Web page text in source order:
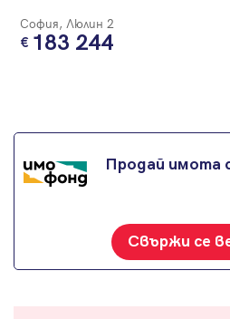
София, Люлин 2
183 244
Продай имота
Свържи се